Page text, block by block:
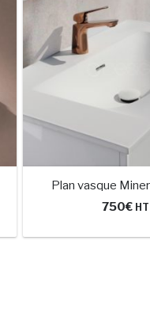
Plan vasque
750€ HT